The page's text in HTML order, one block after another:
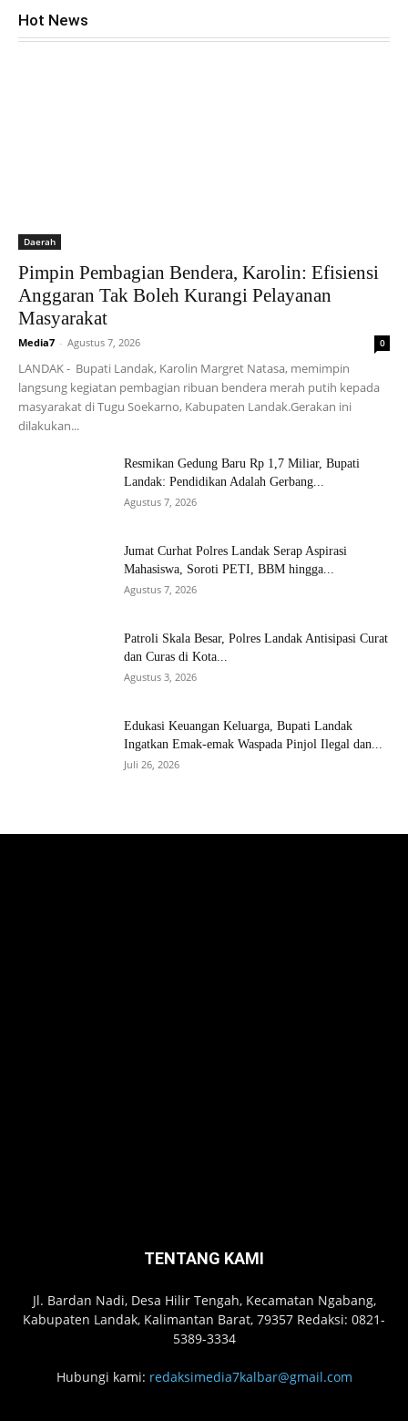
Hot News
Daerah
Pimpin Pembagian Bendera, Karolin: Efisiensi
Anggaran Tak Boleh Kurangi Pelayanan
Masyarakat
Media7 - Agustus 7, 2026 0
LANDAK - Bupati Landak, Karolin Margret Natasa, memimpin
langsung kegiatan pembagian ribuan bendera merah putih kepada
masyarakat di Tugu Soekarno, Kabupaten Landak.Gerakan ini
dilakukan...
Resmikan Gedung Baru Rp 1,7 Miliar, Bupati
Landak: Pendidikan Adalah Gerbang...
Agustus 7, 2026
Jumat Curhat Polres Landak Serap Aspirasi
Mahasiswa, Soroti PETI, BBM hingga...
Agustus 7, 2026
Patroli Skala Besar, Polres Landak Antisipasi Curat
dan Curas di Kota...
Agustus 3, 2026
Edukasi Keuangan Keluarga, Bupati Landak
Ingatkan Emak-emak Waspada Pinjol Ilegal dan...
Juli 26, 2026
TENTANG KAMI
Jl. Bardan Nadi, Desa Hilir Tengah, Kecamatan Ngabang,
Kabupaten Landak, Kalimantan Barat, 79357 Redaksi: 0821-
5389-3334
Hubungi kami: redaksimedia7kalbar@gmail.com